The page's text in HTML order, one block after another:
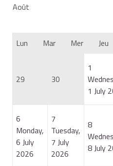
Août
Lun Mar Mer Jeu
29 30
1
1 July
6
Monday,
6 July
2026
7
Tuesday,
7 July
2026
8
8 July